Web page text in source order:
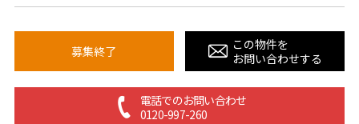
募集終了
この物件を
お問い合わせする
電話でのお問い合わせ
0120-997-260